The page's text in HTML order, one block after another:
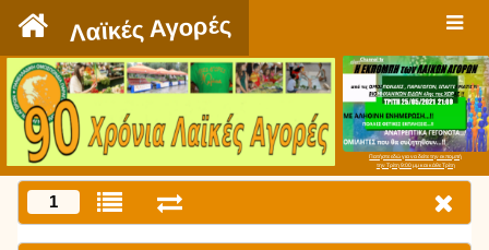
Λαϊκές Αγορές
Πατήστε εδώ για να δείτε την εκπομπή
την Τρίτη 9:00 μμ και κάθε Τρίτη
1